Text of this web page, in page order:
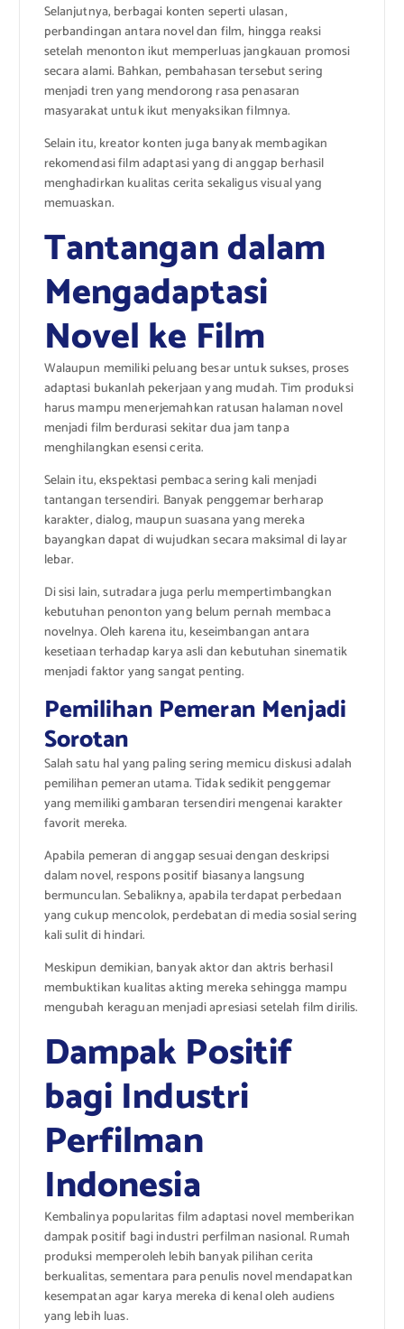
Selanjutnya, berbagai konten seperti ulasan,
perbandingan antara novel dan film, hingga reaksi
setelah menonton ikut memperluas jangkauan promosi
secara alami. Bahkan, pembahasan tersebut sering
menjadi tren yang mendorong rasa penasaran
masyarakat untuk ikut menyaksikan filmnya.
Selain itu, kreator konten juga banyak membagikan
rekomendasi film adaptasi yang di anggap berhasil
menghadirkan kualitas cerita sekaligus visual yang
memuaskan.
Tantangan dalam
Mengadaptasi
Novel ke Film
Walaupun memiliki peluang besar untuk sukses, proses
adaptasi bukanlah pekerjaan yang mudah. Tim produksi
harus mampu menerjemahkan ratusan halaman novel
menjadi film berdurasi sekitar dua jam tanpa
menghilangkan esensi cerita.
Selain itu, ekspektasi pembaca sering kali menjadi
tantangan tersendiri. Banyak penggemar berharap
karakter, dialog, maupun suasana yang mereka
bayangkan dapat di wujudkan secara maksimal di layar
lebar.
Di sisi lain, sutradara juga perlu mempertimbangkan
kebutuhan penonton yang belum pernah membaca
novelnya. Oleh karena itu, keseimbangan antara
kesetiaan terhadap karya asli dan kebutuhan sinematik
menjadi faktor yang sangat penting.
Pemilihan Pemeran Menjadi
Sorotan
Salah satu hal yang paling sering memicu diskusi adalah
pemilihan pemeran utama. Tidak sedikit penggemar
yang memiliki gambaran tersendiri mengenai karakter
favorit mereka.
Apabila pemeran di anggap sesuai dengan deskripsi
dalam novel, respons positif biasanya langsung
bermunculan. Sebaliknya, apabila terdapat perbedaan
yang cukup mencolok, perdebatan di media sosial sering
kali sulit di hindari.
Meskipun demikian, banyak aktor dan aktris berhasil
membuktikan kualitas akting mereka sehingga mampu
mengubah keraguan menjadi apresiasi setelah film dirilis.
Dampak Positif
bagi Industri
Perfilman
Indonesia
Kembalinya popularitas film adaptasi novel memberikan
dampak positif bagi industri perfilman nasional. Rumah
produksi memperoleh lebih banyak pilihan cerita
berkualitas, sementara para penulis novel mendapatkan
kesempatan agar karya mereka di kenal oleh audiens
yang lebih luas.